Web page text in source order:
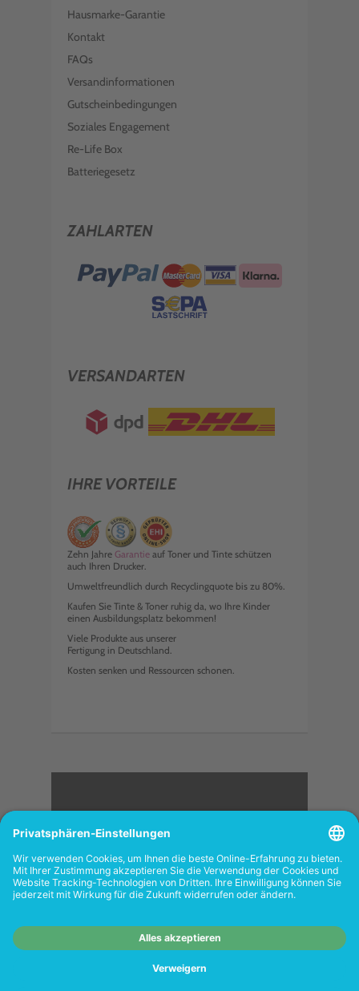
Hausmarke-Garantie
Kontakt
FAQs
Versandinformationen
Gutscheinbedingungen
Soziales Engagement
Re-Life Box
Batteriegesetz
ZAHLARTEN
VERSANDARTEN
IHRE VORTEILE
Zehn Jahre Garantie auf Toner und Tinte schützen
auch Ihren Drucker.
Umweltfreundlich durch Recyclingquote bis zu 80%.
Kaufen Sie Tinte & Toner ruhig da, wo Ihre Kinder
einen Ausbildungsplatz bekommen!
Viele Produkte aus unserer
Fertigung in Deutschland.
Kosten senken und Ressourcen schonen.
<
FOLGEN SIE UNS
Shops richtet sich nicht an Wiederverkäufer.